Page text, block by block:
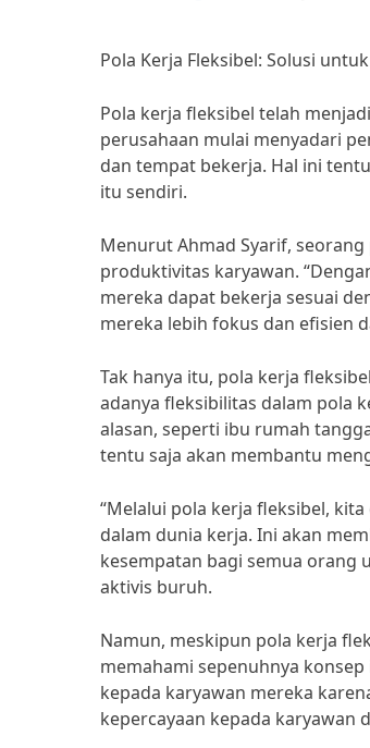
Pola Kerja Fleksibel: Solusi
Pola kerja fleksibel telah
perusahaan mulai menyadari
dan tempat bekerja. Hal ini
itu sendiri.
Menurut Ahmad Syarif,
produktivitas karyawan.
mereka dapat bekerja sesuai
mereka lebih fokus dan efisien
Tak hanya itu, pola kerja
adanya fleksibilitas dalam pola
alasan, seperti ibu rumah
tentu saja akan membantu
“Melalui pola kerja fleksibel,
dalam dunia kerja. Ini akan
kesempatan bagi semua orang
aktivis buruh.
Namun, meskipun pola kerja
memahami sepenuhnya
kepada karyawan mereka
kepercayaan kepada